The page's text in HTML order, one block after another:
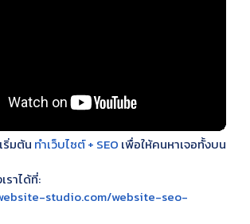
มต้น ทำเว็บไซต์ + SEO เพื่อให้คนหาเจอทั้งบน
ราได้ที่:
studio.com/website-seo-